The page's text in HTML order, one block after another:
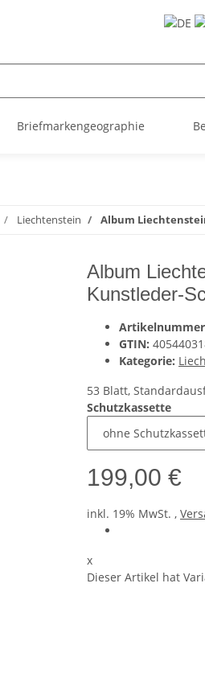
Briefmarkengeographie
Liechtenstein Album
Album
Kunstleder-
GTIN:
Kategorie:
53 Blatt,
Schutzkassette
199,00 €
inkl. 19% MwSt. ,
x
Dieser Artikel hat